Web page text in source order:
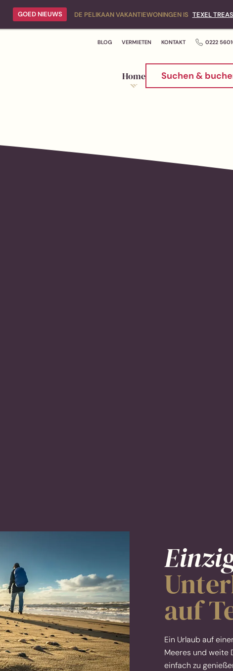
GOED NIEUWS DE PELIKAAN VAKANTIEWONINGEN IS TEXEL
BLOG VERMIETEN KONTAKT 0222
Home Suchen &
auf
Ein Urlaub auf
Meeres und weite
einfach zu